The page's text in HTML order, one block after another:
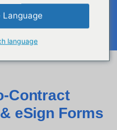
Contract
eSign Forms
Language
language